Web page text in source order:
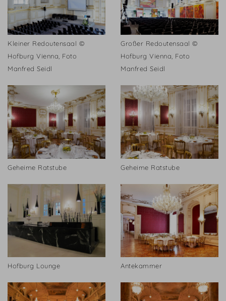
Kleiner Redoutensaal ©
Hofburg Vienna, Foto
Manfred Seidl
Großer Redoutensaal ©
Hofburg Vienna, Foto
Manfred Seidl
Geheime Ratstube Geheime Ratstube
Hofburg Lounge Antekammer